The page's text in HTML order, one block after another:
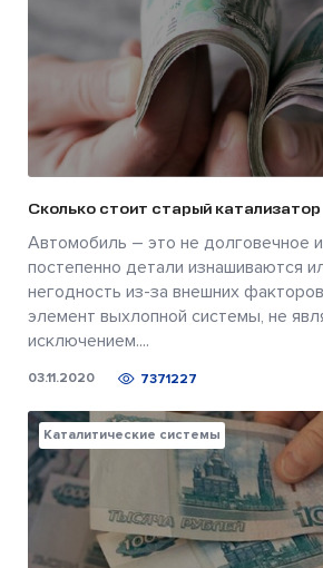
Сколько стоит старый катализатор
Автомобиль – это не долговечное
постепенно детали изнашиваются
негодность из-за внешних
элемент выхлопной системы, не
исключением....
03.11.2020 7371227
Каталитические системы